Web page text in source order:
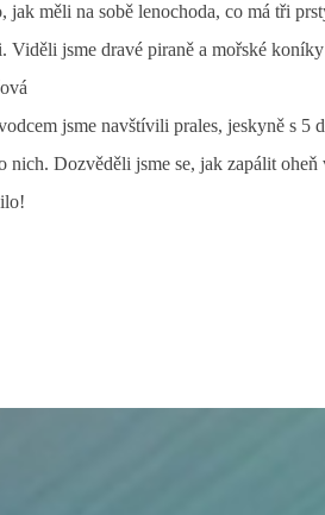
měli na sobě lenochoda, co má tři
Viděli jsme dravé piraně a mořské
jsme navštívili prales, jeskyně s
nich. Dozvěděli jsme se, jak zapálit